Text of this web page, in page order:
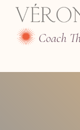
Coach